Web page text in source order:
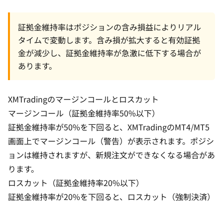
証拠金維持率はポジションの含み損益によりリアル
タイムで変動します。含み損が拡大すると有効証拠
金が減少し、証拠金維持率が急激に低下する場合が
あります。
XMTradingのマージンコールとロスカット
マージンコール（証拠金維持率50%以下）
証拠金維持率が50%を下回ると、XMTradingのMT4/MT5
画面上でマージンコール（警告）が表示されます。ポジシ
ョンは維持されますが、新規注文ができなくなる場合があ
ります。
ロスカット（証拠金維持率20%以下）
証拠金維持率が20%を下回ると、 ロスカット （強制決済）